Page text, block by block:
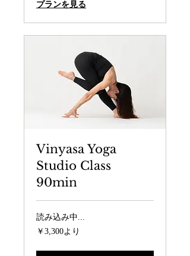
プランを見る
Vinyasa Yoga
Studio Class
90min
読み込み中...
3,300
円
り
￥3,300より